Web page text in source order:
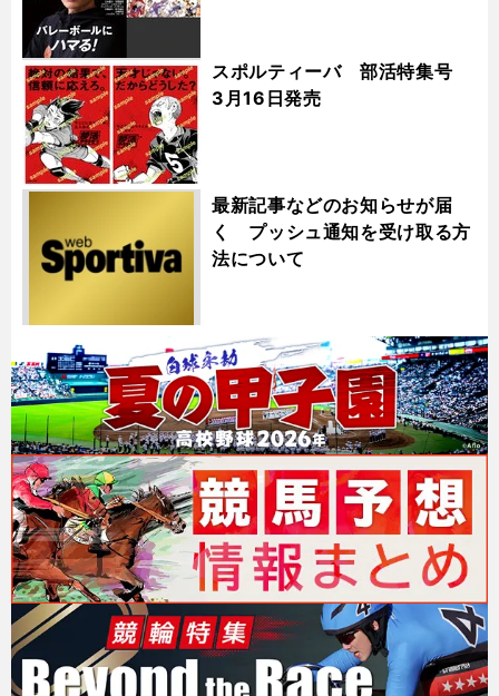
スポルティーバ 部活特集号
3月16日発売
最新記事などのお知らせが届
く プッシュ通知を受け取る方
法について